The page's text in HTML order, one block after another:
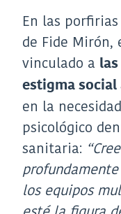
En las
de Fide Mirón,
vinculado a
estigma social
en la
psicológico
sanitaria:
los equipos